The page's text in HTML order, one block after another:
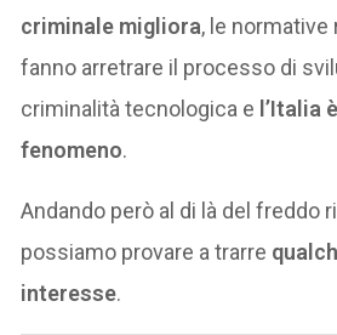
criminale migliora, le normative
fanno arretrare il processo di
criminalità tecnologica e l’Italia
fenomeno.
Andando però al di là del freddo
possiamo provare a trarre
interesse.